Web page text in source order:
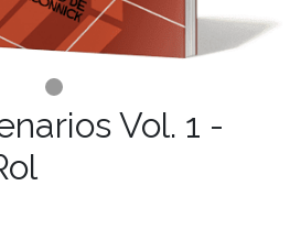
Vol. 1 -